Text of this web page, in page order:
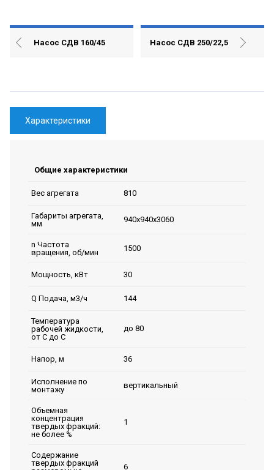
Насос СДВ 160/45 Насос СДВ 250/22,5
Характеристики
Общие характеристики
Вес агрегата 810
Габариты агрегата,
мм
940х940х3060
n Частота
вращения, об/мин
1500
Мощность, кВт 30
Q Подача, м3/ч 144
Температура
рабочей жидкости,
от С до С
до 80
Напор, м 36
Исполнение по
монтажу
вертикальный
Объемная
концентрация
твердых фракций:
не более %
1
Содержание
твердых фракций
6